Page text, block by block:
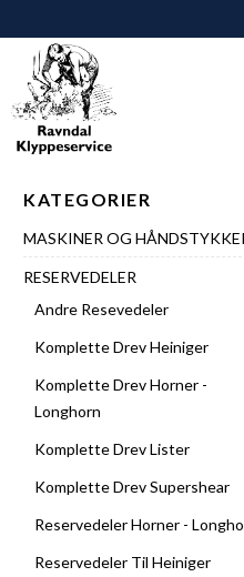
KATEGORIER
MASKINER OG
RESERVEDELER
Andre Resevedeler
Komplette Drev Heiniger
Komplette Drev Horner -
Longhorn
Komplette Drev Lister
Komplette Drev Supershear
Reservedeler Horner -
Reservedeler Til Heiniger